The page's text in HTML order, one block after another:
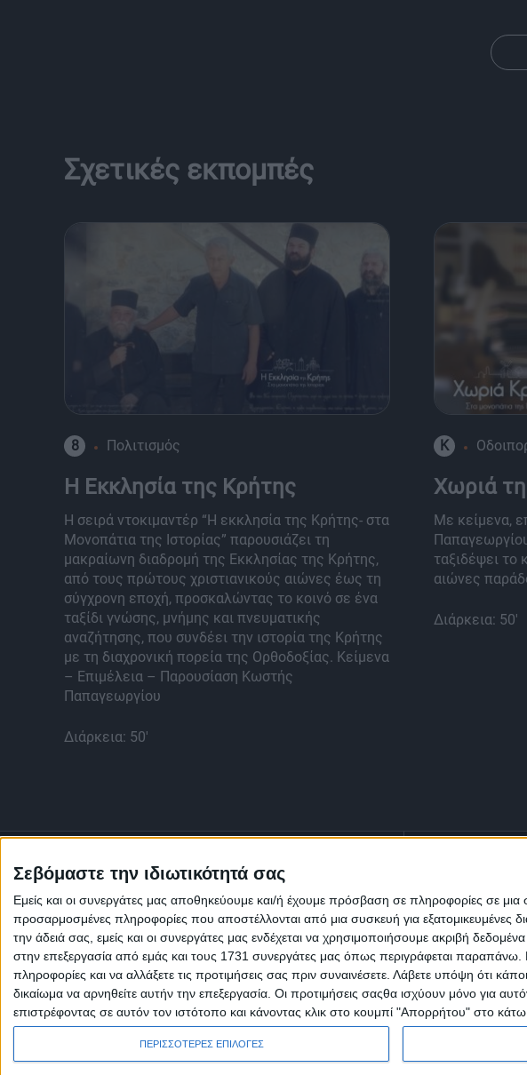
Σεβόμαστε την ιδιωτικότητά σας
Εμείς και οι συνεργάτες μας αποθηκεύουμε και/ή έχουμε πρόσβαση σε πληροφορίες σε
προσαρμοσμένες πληροφορίες που αποστέλλονται από μια συσκευή για εξατομικευμένες
την άδειά σας, εμείς και οι συνεργάτες μας ενδέχεται να χρησιμοποιήσουμε ακριβή
στην επεξεργασία από εμάς και τους 1731 συνεργάτες μας όπως περιγράφεται παραπάνω.
πληροφορίες και να αλλάξετε τις προτιμήσεις σας πριν συναινέσετε. Λάβετε υπόψη ότι
δικαίωμα να αρνηθείτε αυτήν την επεξεργασία. Οι προτιμήσεις σαςθα ισχύουν μόνο για
επιστρέφοντας σε αυτόν τον ιστότοπο και κάνοντας κλικ στο κουμπί "Απορρήτου" στο κάτω
ΠΕΡΙΣΣΟΤΕΡΕΣ ΕΠΙΛΟΓΕΣ
Σχετικές εκπομπές
8 Πολιτισμός
Η Εκκλησία της Κρήτης
Η σειρά ντοκιμαντέρ “Η εκκλησία της Κρήτης- στα
Μονοπάτια της Ιστορίας” παρουσιάζει τη
μακραίωνη διαδρομή της Εκκλησίας της Κρήτης,
από τους πρώτους χριστιανικούς αιώνες έως τη
σύγχρονη εποχή, προσκαλώντας το κοινό σε ένα
ταξίδι γνώσης, μνήμης και πνευματικής
αναζήτησης, που συνδέει την ιστορία της Κρήτης
με τη διαχρονική πορεία της Ορθοδοξίας. Κείμενα
– Επιμέλεια – Παρουσίαση Κωστής
Παπαγεωργίου
Διάρκεια: 50'
K
Χωριά
Με κείμενα,
ταξιδέψει το
αιώνες
Διάρκεια: 50'
Classics
Trailers